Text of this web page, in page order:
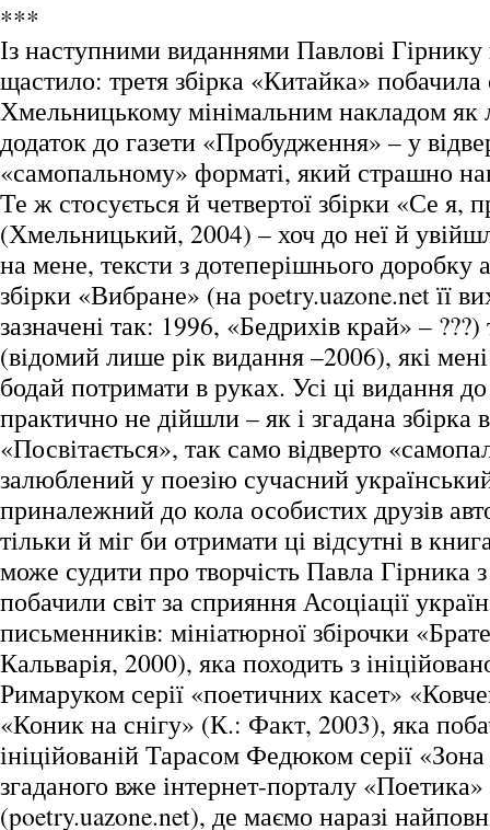
***
Із наступними виданнями Павлові Гірнику
щастило: третя збірка «Китайка» побачила
Хмельницькому мінімальним накладом як
додаток до газети «Пробудження» – у
«самопальному» форматі, який страшно
Те ж стосується й четвертої збірки «Се
(Хмельницький, 2004) – хоч до неї й
на мене, тексти з дотеперішнього доробку
збірки «Вибране» (на poetry.uazone.net її
зазначені так: 1996, «Бедрихів край» –
(відомий лише рік видання –2006), які
бодай потримати в руках. Усі ці видання
практично не дійшли – як і згадана збірка
«Посвітається», так само відверто
залюблений у поезію сучасний
приналежний до кола особистих друзів
тільки й міг би отримати ці відсутні в
може судити про творчість Павла Гірника
побачили світ за сприяння Асоціації
письменників: мініатюрної збірочки
Кальварія, 2000), яка походить з
Римаруком серії «поетичних касет»
«Коник на снігу» (К.: Факт, 2003), яка
ініційованій Тарасом Федюком серії «Зона
згаданого вже інтернет-порталу «Поетика»
(poetry.uazone.net), де маємо наразі